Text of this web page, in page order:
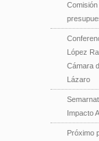
López
Cámara
Lázaro
Impacto
Próximo